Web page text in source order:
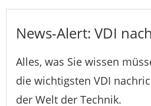
News-Alert: VDI
Alles, was Sie wissen
die wichtigsten VDI
der Welt der Technik.